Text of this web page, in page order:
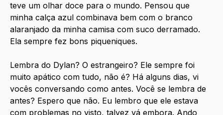
teve um olhar doce para o mundo. Pensou que
minha calça azul combinava bem com o branco
alaranjado da minha camisa com suco derramado.
Ela sempre fez bons piqueniques.
Lembra do Dylan? O estrangeiro? Ele sempre foi
muito apático com tudo, não é? Há alguns dias, vi
vocês conversando como antes. Você se lembra de
antes? Espero que não. Eu lembro que ele estava
com problemas no visto, talvez vá embora. Ando